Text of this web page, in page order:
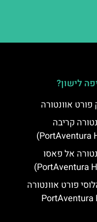
לישון?
אוונטורה
קריבה
אל פאסו
פורט אוונטורה